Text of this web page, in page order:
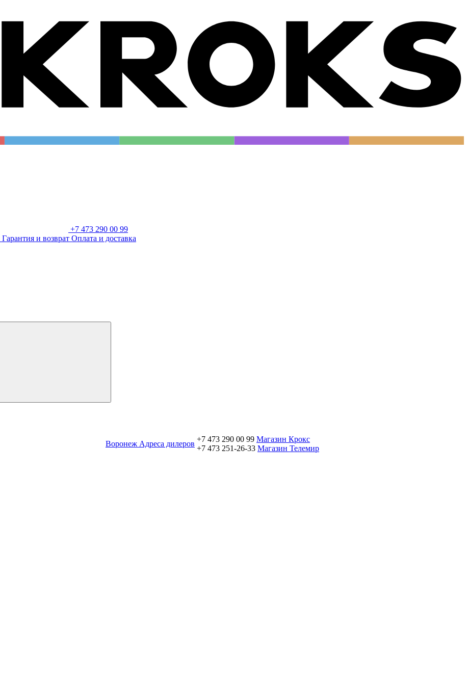
+7 473 290 00 99
Гарантия и возврат Оплата и доставка
Воронеж Aдреса дилеров
+7 473 290 00 99 Магазин Крокс
+7 473 251-26-33 Магазин Телемир